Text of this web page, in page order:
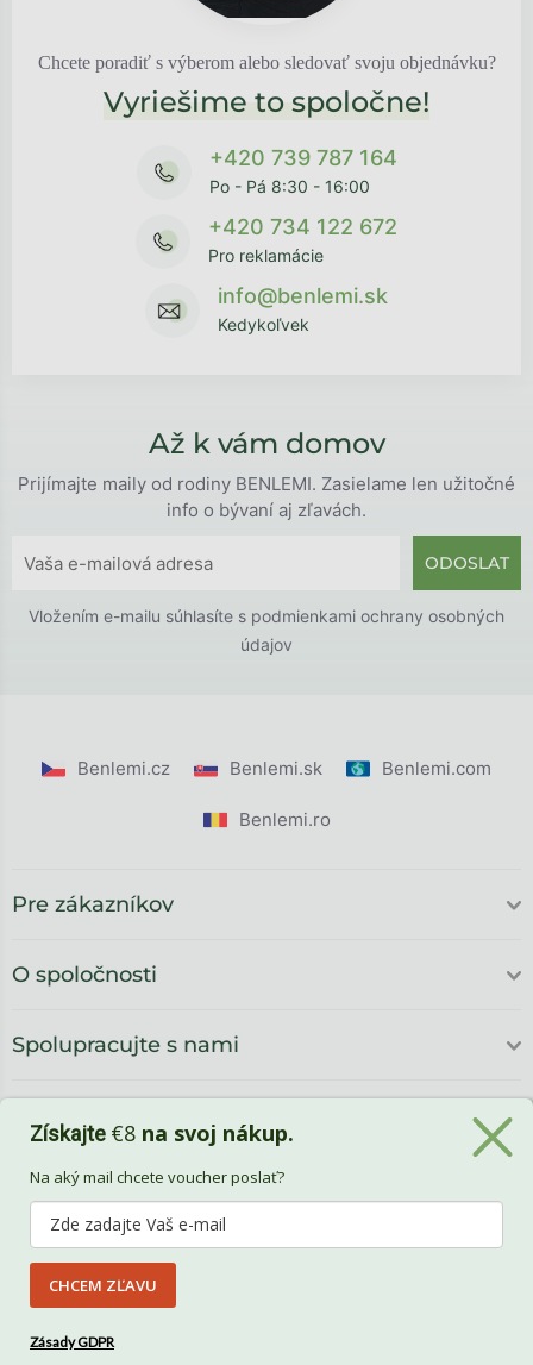
Chcete poradiť s výberom alebo sledovať svoju objednávku?
Vyriešime to spoločne!
+420 739 787 164
Po - Pá 8:30 - 16:00
+420 734 122 672
Pro reklamácie
info@benlemi.sk
Kedykoľvek
Až k vám domov
Prijímajte maily od rodiny BENLEMI. Zasielame len užitočné
info o bývaní aj zľavách.
ODOSLAT
Vložením e-mailu súhlasíte s podmienkami ochrany osobných
údajov
Benlemi.cz Benlemi.sk Benlemi.com
Benlemi.ro
Pre zákazníkov
O spoločnosti
Spolupracujte s nami
Benlemi
Získajte €8 na svoj nákup.
Na aký mail chcete voucher poslať?
CHCEM ZĽAVU
Zásady GDPR